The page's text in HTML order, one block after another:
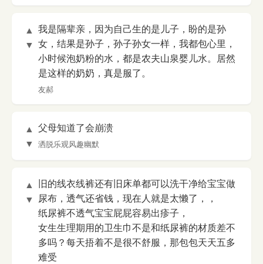
▲
▼
我是隔辈亲，因为自己生的是儿子，盼的是孙
女，结果是孙子，孙子孙女一样，我都包心里，
小时候泡奶粉的水，都是农夫山泉婴儿水。居然
是这样的奶奶，真是服了。
友郝
▲
▼
父母知道了会崩溃
洒脱乐观风趣幽默
▲
▼
旧的线衣线裤还有旧床单都可以洗干净给宝宝做
尿布，透气还省钱，现在人就是太懒了，，
纸尿裤不透气宝宝屁屁容易出疹子，
女生生理期用的卫生巾不是和纸尿裤的材质差不
多吗？每天捂着不是很不舒服，那包包天天五多
难受